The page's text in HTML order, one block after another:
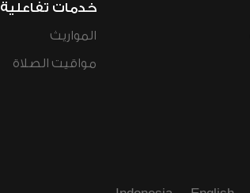
خدمات تفاعلية
المواريث
مواقيت الصلاة